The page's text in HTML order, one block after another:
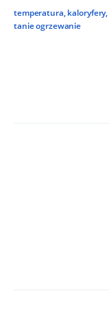
temperatura, kaloryfery,
tanie ogrzewanie